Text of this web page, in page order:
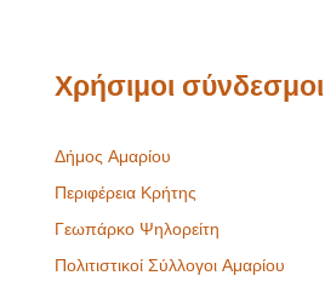
Χρήσιμοι σύνδεσμοι
Δήμος Αμαρίου
Περιφέρεια Κρήτης
Γεωπάρκο Ψηλορείτη
Πολιτιστικοί Σύλλογοι Αμαρίου